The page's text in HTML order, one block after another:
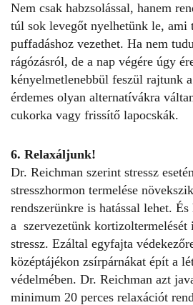
Nem csak habzsolással, hanem
túl sok levegőt nyelhetünk le, ami
puffadáshoz vezethet. Ha nem
rágózásról, de a nap végére úgy
kényelmetlenebbül feszül rajtunk
érdemes olyan alternatívákra
cukorka vagy frissítő lapocskák.
6. Relaxáljunk!
Dr. Reichman szerint stressz
stresszhormon termelése
rendszerünkre is hatással lehet.
a szervezetünk kortizoltermelését
stressz. Ezáltal egyfajta
középtájékon zsírpárnákat épít a
védelmében. Dr. Reichman azt
minimum 20 perces relaxációt